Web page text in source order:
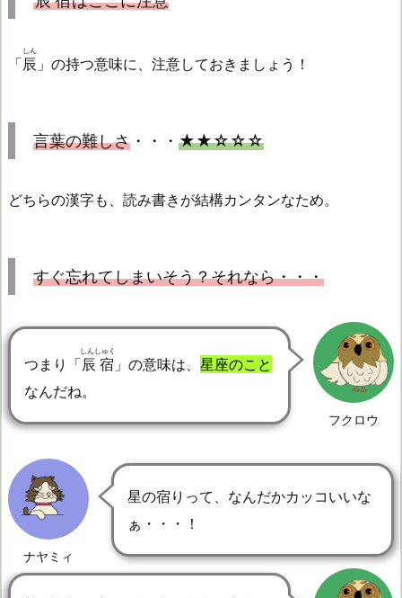
「辰
しん
」の持つ意味に、注意しておきましょう！
言葉の難しさ ・・・ ★★☆☆☆
どちらの漢字も、読み書きが結構カンタンなため。
すぐ忘れてしまいそう？それなら・・・
フクロウ
つまり「辰宿
しんしゅく
」の意味は、 星座のこと
なんだね。
ナヤミィ
星の宿りって、なんだかカッコいいな
ぁ・・・！